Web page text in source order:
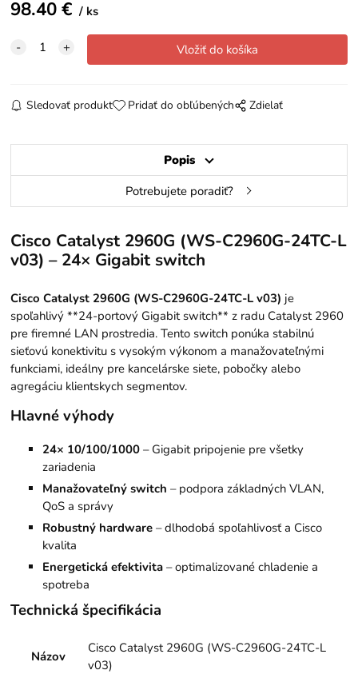
98.40€ ks
Sledovať produkt Pridať do obľúbených Zdielať
Popis
Potrebujete poradiť?
Cisco Catalyst 2960G (WS-C2960G-24TC-L
v03) – 24× Gigabit switch
Cisco Catalyst 2960G (WS-C2960G-24TC-L v03) je
spoľahlivý **24-portový Gigabit switch** z radu Catalyst 2960
pre firemné LAN prostredia. Tento switch ponúka stabilnú
sieťovú konektivitu s vysokým výkonom a manažovateľnými
funkciami, ideálny pre kancelárske siete, pobočky alebo
agregáciu klientskych segmentov.
Hlavné výhody
24× 10/100/1000 – Gigabit pripojenie pre všetky
zariadenia
Manažovateľný switch – podpora základných VLAN,
QoS a správy
Robustný hardware – dlhodobá spoľahlivosť a Cisco
kvalita
Energetická efektivita – optimalizované chladenie a
spotreba
Technická špecifikácia
Názov
Cisco Catalyst 2960G (WS-C2960G-24TC-L
v03)